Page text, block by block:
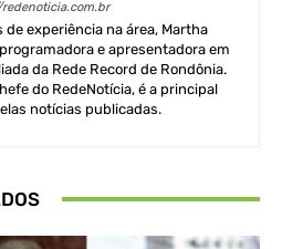
de experiência na área, Martha
e apresentadora em
da Rede Record de Rondônia.
do RedeNotícia, é a principal
notícias publicadas.